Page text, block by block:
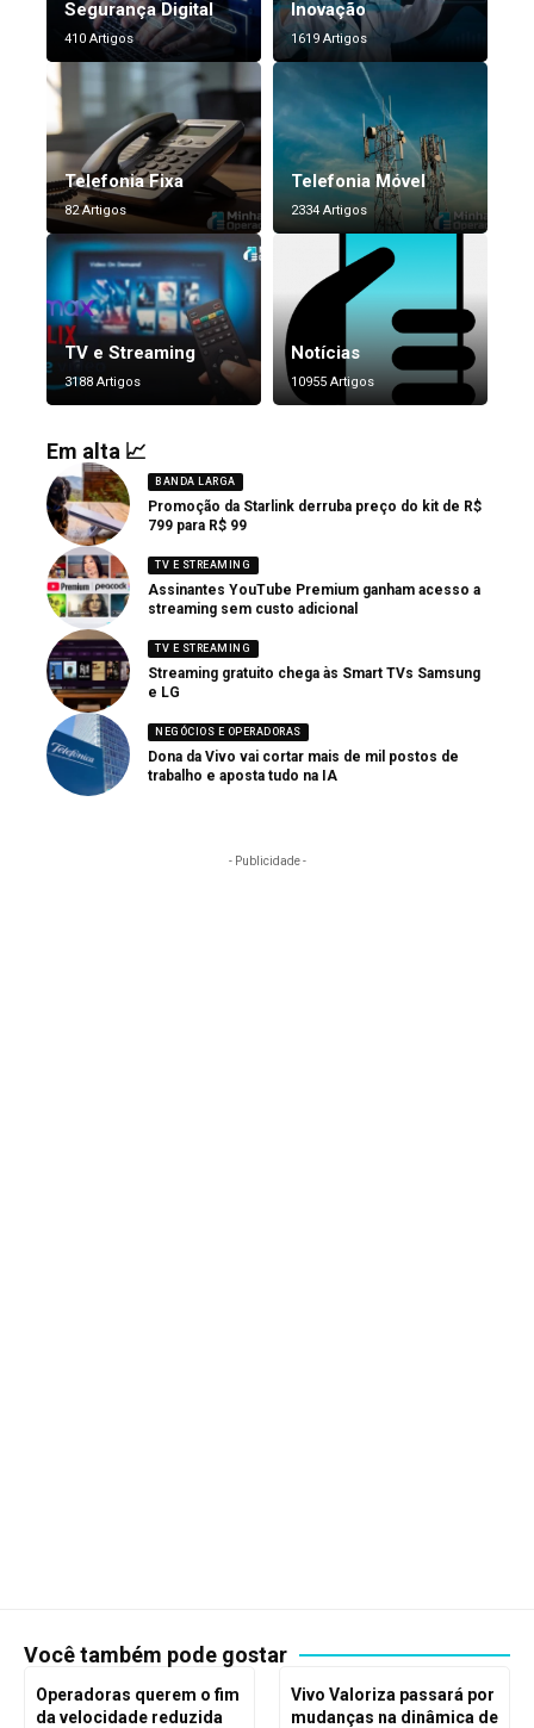
Segurança Digital
410 Artigos
Inovação
1619 Artigos
Telefonia Fixa
82 Artigos
Telefonia Móvel
2334 Artigos
TV e Streaming
3188 Artigos
Notícias
10955 Artigos
Em alta 📈
BANDA LARGA
Promoção da Starlink derruba preço do kit de R$
799 para R$ 99
TV E STREAMING
Assinantes YouTube Premium ganham acesso a
streaming sem custo adicional
TV E STREAMING
Streaming gratuito chega às Smart TVs Samsung
e LG
NEGÓCIOS E OPERADORAS
Dona da Vivo vai cortar mais de mil postos de
trabalho e aposta tudo na IA
- Publicidade -
Você também pode gostar
Operadoras querem o fim
da velocidade reduzida
Vivo Valoriza passará por
mudanças na dinâmica de